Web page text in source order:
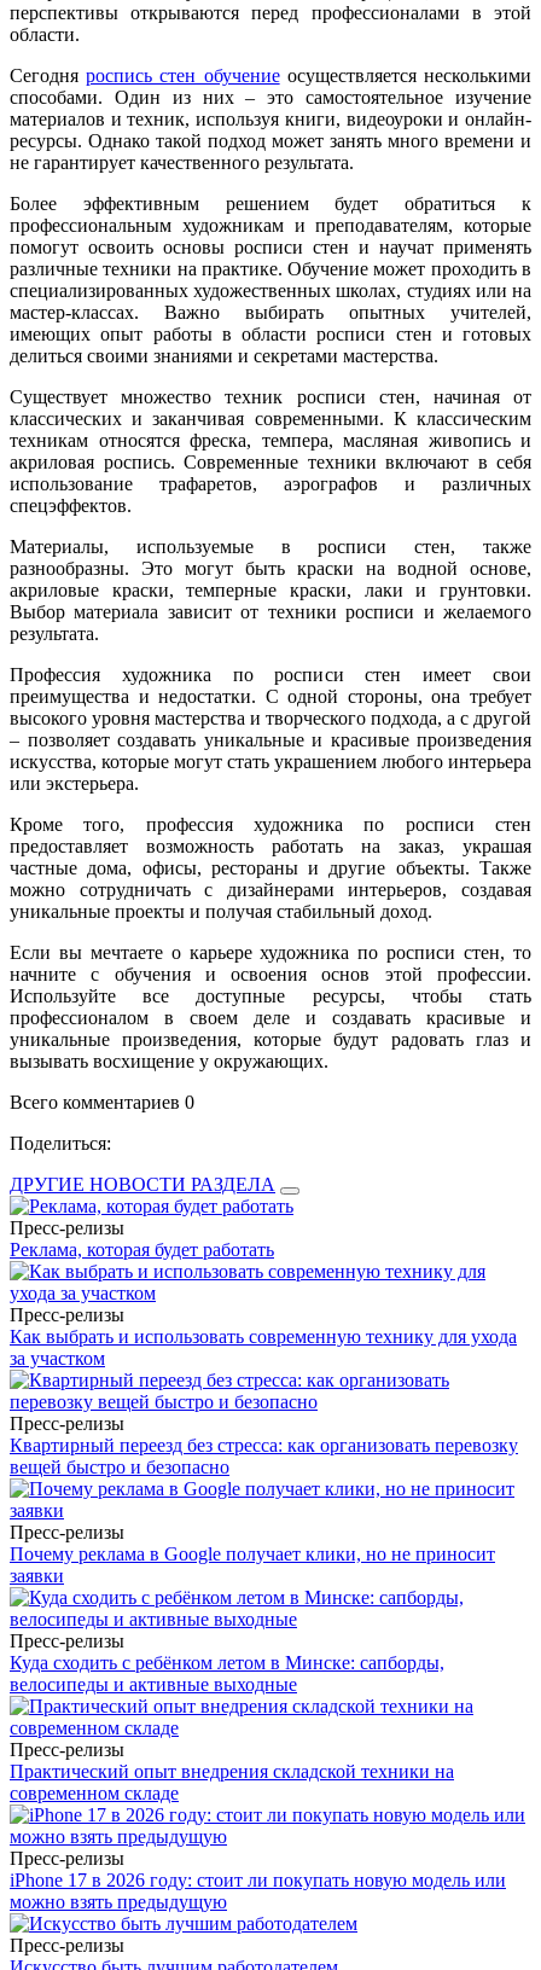
перспективы открываются перед профессионалами в этой
области.
Сегодняроспись стен обучениеосуществляется несколькими
способами. Один из них – это самостоятельное изучение
материалов и техник, используя книги, видеоуроки и онлайн-
ресурсы. Однако такой подход может занять много времени и
не гарантирует качественного результата.
Более эффективным решением будет обратиться к
профессиональным художникам и преподавателям, которые
помогут освоить основы росписи стен и научат применять
различные техники на практике. Обучение может проходить в
специализированных художественных школах, студиях или на
мастер-классах. Важно выбирать опытных учителей,
имеющих опыт работы в области росписи стен и готовых
делиться своими знаниями и секретами мастерства.
Существует множество техник росписи стен, начиная от
классических и заканчивая современными. К классическим
техникам относятся фреска, темпера, масляная живопись и
акриловая роспись. Современные техники включают в себя
использование трафаретов, аэрографов и различных
спецэффектов.
Материалы, используемые в росписи стен, также
разнообразны. Это могут быть краски на водной основе,
акриловые краски, темперные краски, лаки и грунтовки.
Выбор материала зависит от техники росписи и желаемого
результата.
Профессия художника по росписи стен имеет свои
преимущества и недостатки. С одной стороны, она требует
высокого уровня мастерства и творческого подхода, а с другой
– позволяет создавать уникальные и красивые произведения
искусства, которые могут стать украшением любого интерьера
или экстерьера.
Кроме того, профессия художника по росписи стен
предоставляет возможность работать на заказ, украшая
частные дома, офисы, рестораны и другие объекты. Также
можно сотрудничать с дизайнерами интерьеров, создавая
уникальные проекты и получая стабильный доход.
Если вы мечтаете о карьере художника по росписи стен, то
начните с обучения и освоения основ этой профессии.
Используйте все доступные ресурсы, чтобы стать
профессионалом в своем деле и создавать красивые и
уникальные произведения, которые будут радовать глаз и
вызывать восхищение у окружающих.
Всего комментариев 0
Поделиться:
ДРУГИЕ НОВОСТИ РАЗДЕЛА
Пресс-релизы
Реклама, которая будет работать
Пресс-релизы
Как выбрать и использовать современную технику для ухода
за участком
Пресс-релизы
Квартирный переезд без стресса: как организовать перевозку
вещей быстро и безопасно
Пресс-релизы
Почему реклама в Google получает клики, но не приносит
заявки
Пресс-релизы
Куда сходить с ребёнком летом в Минске: сапборды,
велосипеды и активные выходные
Пресс-релизы
Практический опыт внедрения складской техники на
современном складе
Пресс-релизы
iPhone 17 в 2026 году: стоит ли покупать новую модель или
можно взять предыдущую
Пресс-релизы